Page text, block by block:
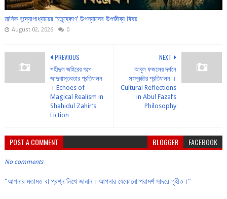
মানিক বন্দ্যোপাধ্যায়ের ‘চতুষ্কোণ’ উপন্যাসের উপজীব্য বিষয়
August 02, 2026 0
NEXT
আবুল ফজলের দর্শনে
সংস্কৃতির প্রতিফলন ।
Cultural Reflections
in Abul Fazal’s
Philosophy
PREVIOUS
শহীদুল জহিরের গল্পে
জাদুবাস্তবতার প্রতিফলন
। Echoes of
Magical Realism in
Shahidul Zahir’s
Fiction
POST A COMMENT BLOGGER FACEBOOK
No comments
"আপনার মতামত বা প্রশ্ন লিখে জানান। আপনার যেকোনো পরামর্শ সাদরে গৃহীত।"